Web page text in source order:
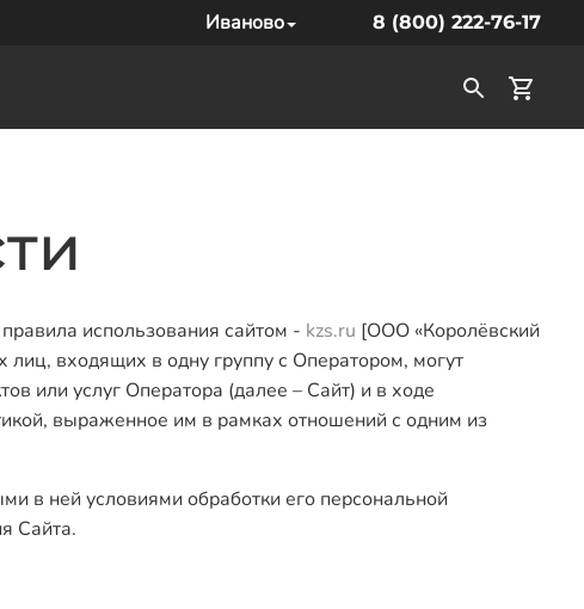
Иваново 8 (800) 222-76-17
использования сайтом - kzs.ru [ООО «Королёвский
входящих в одну группу с Оператором, могут
или услуг Оператора (далее – Сайт) и в ходе
выраженное им в рамках отношений с одним из
в ней условиями обработки его персональной
Сайта.